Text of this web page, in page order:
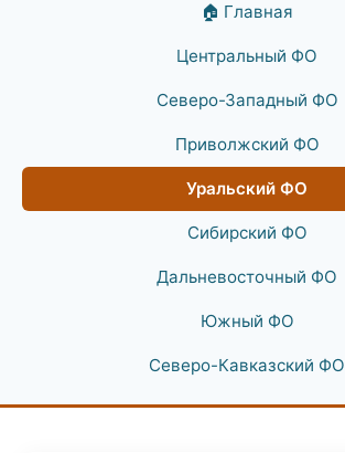
🏠 Главная
Центральный ФО
Северо-Западный ФО
Приволжский ФО
Уральский ФО
Сибирский ФО
Дальневосточный ФО
Южный ФО
Северо-Кавказский ФО